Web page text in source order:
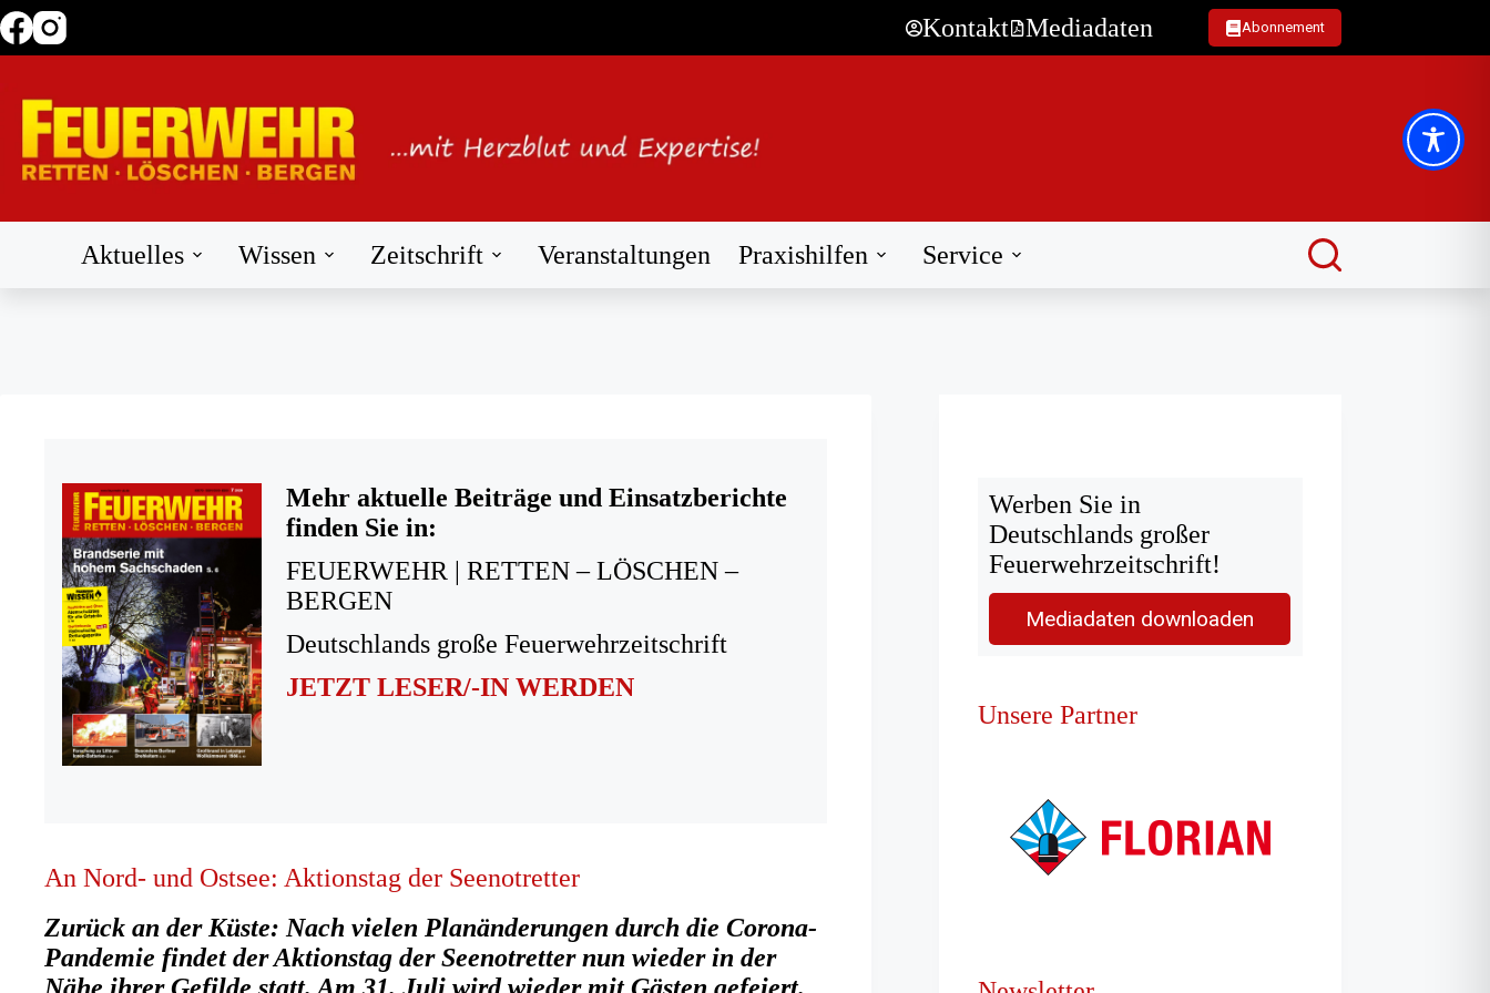
Zum
Inhalt
Kontakt Mediadaten Abonnement
Aktuelles Wissen Zeitschrift Veranstaltungen Praxishilfen Service
Mehr aktuelle Beiträge und Einsatzberichte
finden Sie in:
FEUERWEHR | RETTEN – LÖSCHEN –
BERGEN
Deutschlands große Feuerwehrzeitschrift
JETZT LESER/-IN WERDEN
An Nord- und Ostsee: Aktionstag der Seenotretter
Zurück an der Küste: Nach vielen Planänderungen durch die Corona-
Pandemie findet der Aktionstag der Seenotretter nun wieder in der
Nähe ihrer Gefilde statt. Am 31. Juli wird wieder mit Gästen gefeiert.
Werben Sie in
Deutschlands großer
Feuerwehrzeitschrift!
Mediadaten downloaden
Unsere Partner